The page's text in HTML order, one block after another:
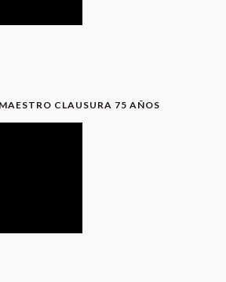
CLAUSURA 75 AÑOS